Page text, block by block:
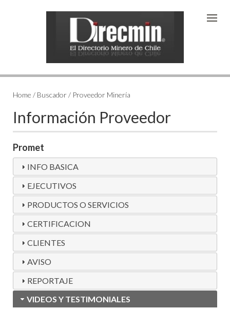
Home / Buscador / Proveedor Minería
Información Proveedor
Promet
INFO BASICA
EJECUTIVOS
PRODUCTOS O SERVICIOS
CERTIFICACION
CLIENTES
AVISO
REPORTAJE
VIDEOS Y TESTIMONIALES